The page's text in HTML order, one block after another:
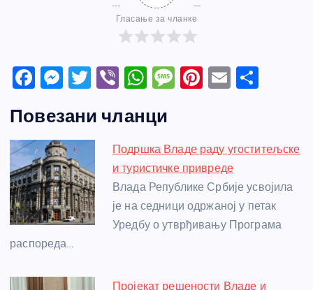
Гласање за чланке
F
c
e
b
o
o
k
M
ss
e
n
g
er
T
itt
er
Vi
er
W
at
s
A
p
p
M
a
g
e
Pi
e
st
E
e
Повезани чланци
Подршка Владе раду угоститељске
и туристичке привреде
Влада Републике Србије усвојила
је на седници одржаној у петак
Уредбу о утврђивању Програма
распореда…
Пројекат решености Владе и